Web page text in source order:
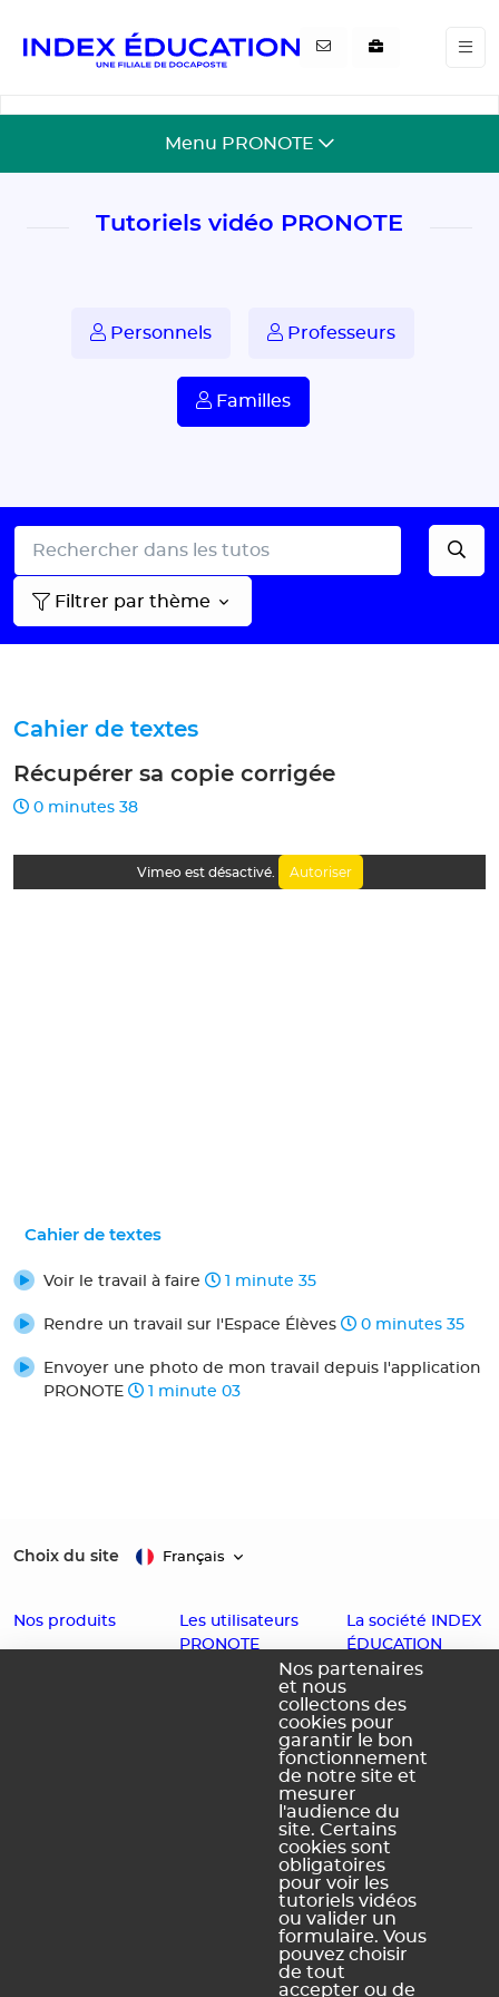
Menu PRONOTE
Tutoriels vidéo PRONOTE
Personnels Professeurs
Familles
Filtrer par thème
Cahier de textes
Récupérer sa copie corrigée
0 minutes 38
Vimeo est désactivé. Autoriser
Cahier de textes
Voir le travail à faire 1 minute 35
Rendre un travail sur l'Espace Élèves 0 minutes 35
Envoyer une photo de mon travail depuis l'application
PRONOTE
1 minute 03
Choix du site Français
Nos produits
Les utilisateurs
PRONOTE
Enseignants
La société INDEX
ÉDUCATION
Histoire
Offres d'emploi
Contact
Accessibilité :
Partiellement
conforme
Schéma
pluriannuel
d'accessibilité
numérique
Nos partenaires
et nous
collectons des
cookies pour
garantir le bon
fonctionnement
de notre site et
mesurer
l'audience du
site. Certains
cookies sont
obligatoires
pour voir les
tutoriels vidéos
ou valider un
formulaire. Vous
pouvez choisir
de tout
accepter ou de